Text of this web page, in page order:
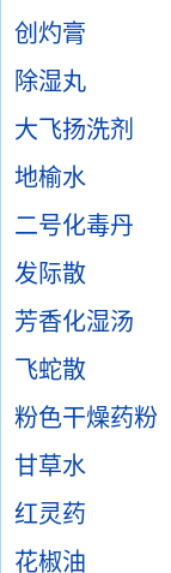
创灼膏
除湿丸
大飞扬洗剂
地榆水
二号化毒丹
发际散
芳香化湿汤
飞蛇散
粉色干燥药粉
甘草水
红灵药
花椒油